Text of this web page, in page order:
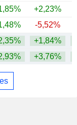
+2,23%
-5,52%
+1,84%
+3,76%